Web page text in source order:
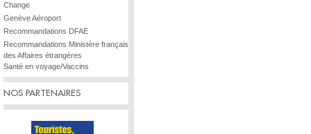
Change
Genève Aéroport
Recommandations DFAE
Recommandations Ministère français
des Affaires étrangères
Santé en voyage/Vaccins
NOS PARTENAIRES